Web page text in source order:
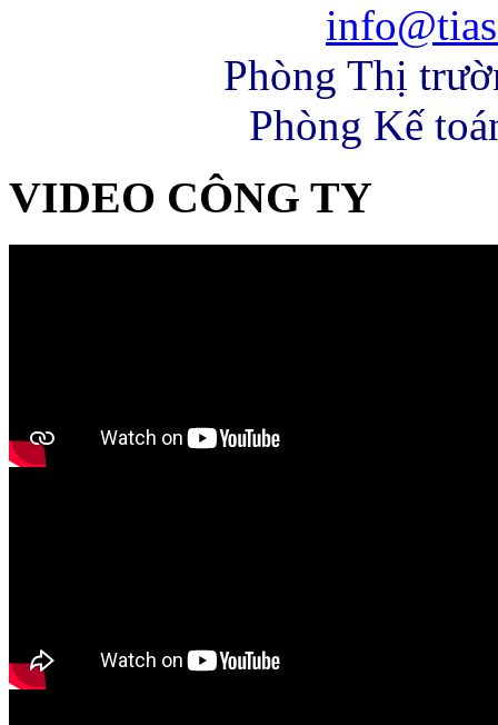
Phòng Thị
Phòng Kế
VIDEO CÔNG TY